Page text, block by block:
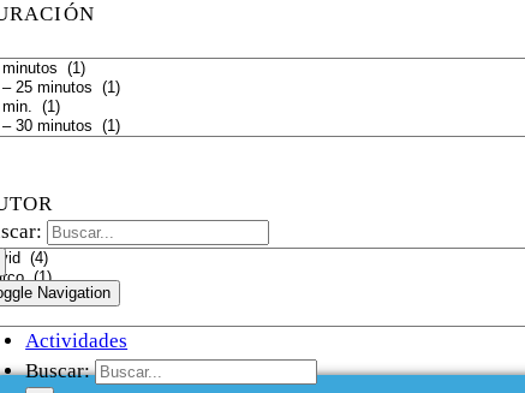
Navigation
Actividades
Buscar: